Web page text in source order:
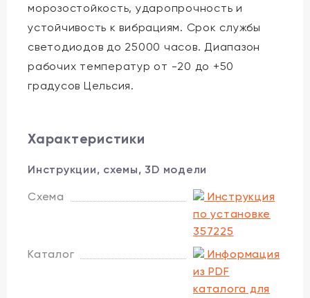
морозостойкость, ударопрочность и
устойчивость к вибрациям. Срок службы
светодиодов до 25000 часов. Диапазон
рабочих температур от -20 до +50
градусов Цельсия.
Характеристики
Инструкции, схемы, 3D модели
Схема
Инструкция
по установке
357225
Каталог
Информация
из PDF
каталога для